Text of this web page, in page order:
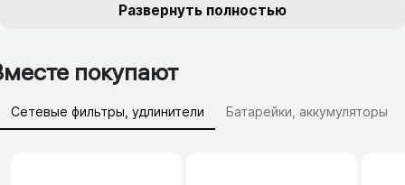
Развернуть полностью
покупают
Сетевые фильтры, удлинители Батарейки, аккумуляторы